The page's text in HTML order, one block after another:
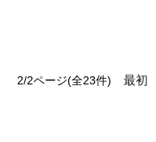
2/2ページ(全23件) 最初